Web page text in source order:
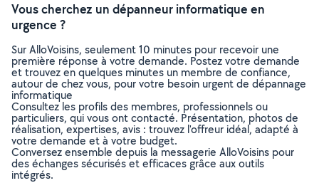
Vous cherchez un dépanneur informatique en
urgence ?
Sur AlloVoisins, seulement 10 minutes pour recevoir une
première réponse à votre demande. Postez votre demande
et trouvez en quelques minutes un membre de confiance,
autour de chez vous, pour votre besoin urgent de dépannage
informatique
Consultez les profils des membres, professionnels ou
particuliers, qui vous ont contacté. Présentation, photos de
réalisation, expertises, avis : trouvez l'offreur idéal, adapté à
votre demande et à votre budget.
Conversez ensemble depuis la messagerie AlloVoisins pour
des échanges sécurisés et efficaces grâce aux outils
intégrés.